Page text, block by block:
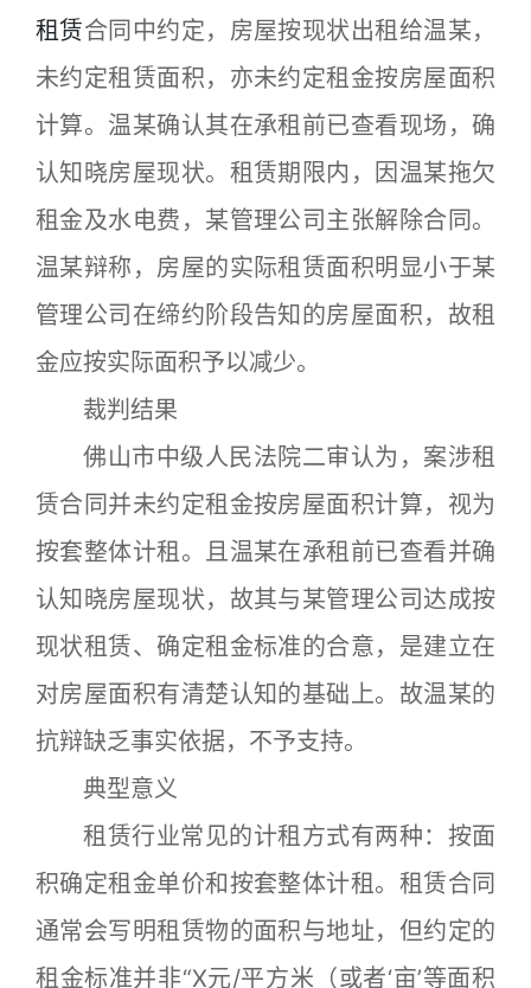
租赁合同中约定，房屋按现状出租给温某，
未约定租赁面积，亦未约定租金按房屋面积
计算。温某确认其在承租前已查看现场，确
认知晓房屋现状。租赁期限内，因温某拖欠
租金及水电费，某管理公司主张解除合同。
温某辩称，房屋的实际租赁面积明显小于某
管理公司在缔约阶段告知的房屋面积，故租
金应按实际面积予以减少。
裁判结果
佛山市中级人民法院二审认为，案涉租
赁合同并未约定租金按房屋面积计算，视为
按套整体计租。且温某在承租前已查看并确
认知晓房屋现状，故其与某管理公司达成按
现状租赁、确定租金标准的合意，是建立在
对房屋面积有清楚认知的基础上。故温某的
抗辩缺乏事实依据，不予支持。
典型意义
租赁行业常见的计租方式有两种：按面
积确定租金单价和按套整体计租。租赁合同
通常会写明租赁物的面积与地址，但约定的
租金标准并非“X元/平方米（或者‘亩’等面积